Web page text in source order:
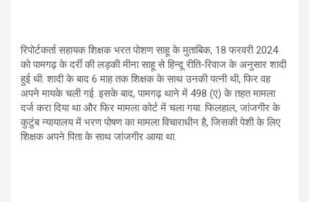
रिपोर्टकर्ता सहायक शिक्षक भरत पोशण साहू के मुताबिक, 18 फरवरी 2024
को पामगढ़ के दर्री की लड़की मीना साहू से हिन्दू रीति-रिवाज के अनुसार शादी
हुई थी. शादी के बाद 6 माह तक शिक्षक के साथ उनकी पत्नी थी, फिर वह
अपने मायके चली गई. इसके बाद, पामगढ़ थाने में 498 (ए) के तहत मामला
दर्ज करा दिया था और फिर मामला कोर्ट में चला गया. फिलहाल, जांजगीर के
कुटुंब न्यायालय में भरण पोषण का मामला विचाराधीन है, जिसकी पेशी के लिए
शिक्षक अपने पिता के साथ जांजगीर आया था.